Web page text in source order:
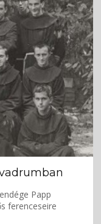
Papp
ferenceseire